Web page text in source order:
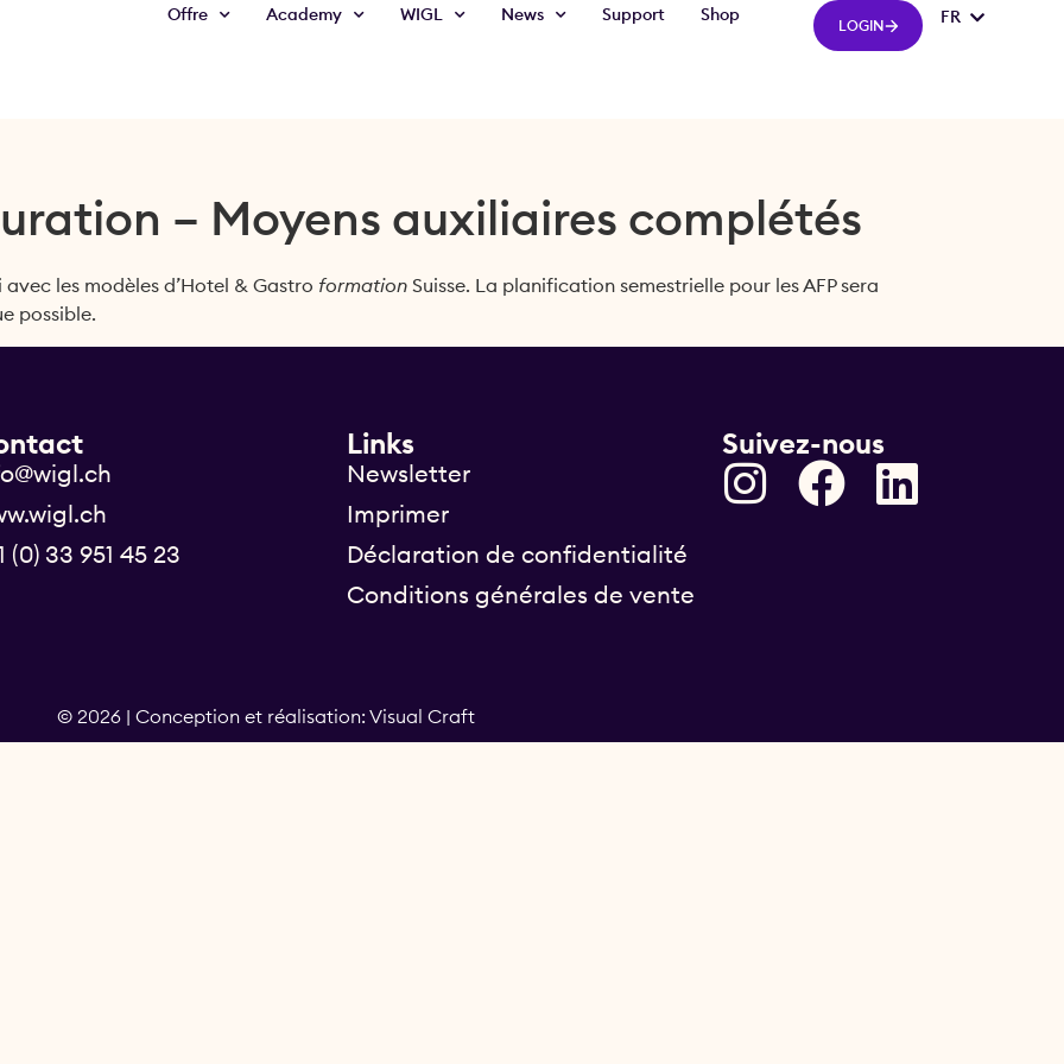
Offre Academy WIGL News Support Shop
LOGIN FR
IT
– Moyens auxiliaires complétés
les modèles d’Hotel & Gastro formation Suisse. La planification semestrielle pour les AFP sera
possible.
(0) 33 951 45 23
Links
Newsletter
Imprimer
Déclaration de confidentialité
Conditions générales de vente
Suivez-nous
© 2026 | Conception et réalisation: Visual Craft